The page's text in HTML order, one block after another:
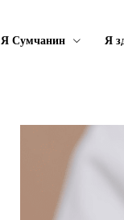
Я Сумчанин Я